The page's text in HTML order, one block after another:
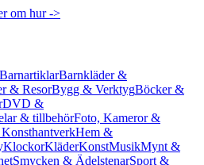
om hur ->
BarnartiklarBarnkläder &
& ResorBygg & VerktygBöcker &
DVD &
& tillbehörFoto, Kameror &
Hem &
KlockorKläderKonstMusikMynt &
Smycken & ÄdelstenarSport &